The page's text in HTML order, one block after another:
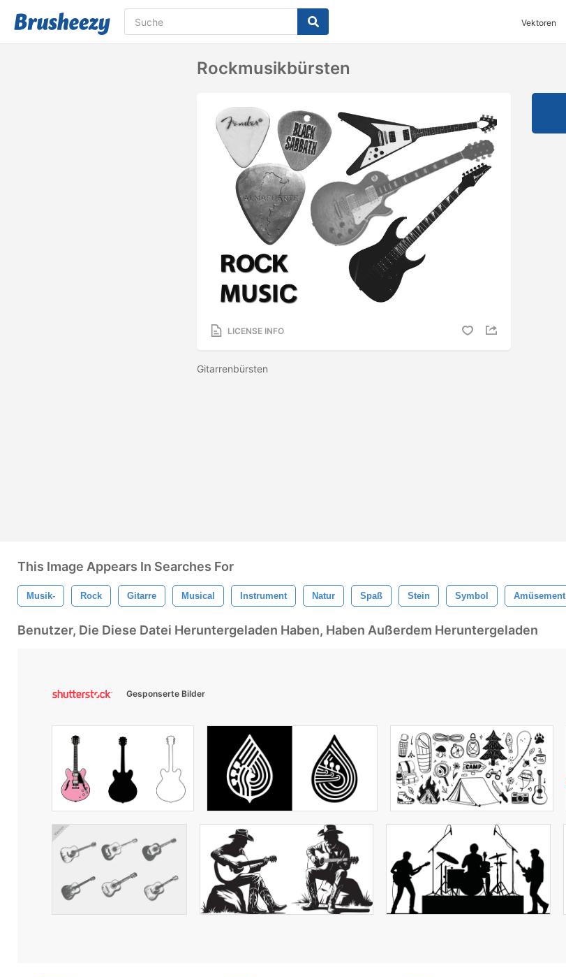
Vektoren
Rockmusikbürsten
LICENSE INFO
Gitarrenbürsten
This Image Appears In Searches For
Musik- Rock Gitarre Musical Instrument Natur Spaß Stein Symbol Amüsement
Benutzer, Die Diese Datei Heruntergeladen Haben, Haben Außerdem Heruntergeladen
Gesponserte Bilder